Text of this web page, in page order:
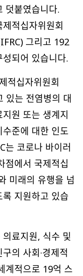
덧붙였습니다.
적십자위원회
그리고 192
되어 있습니다.
적십자위원회
있는 전염병의 대
원 또는 생계지
준에 대한 인도
는 코로나 바이러
점에서 국제적십
미래의 유행을 넘
지원하고 있습
료지원, 식수 및
의 사회·경제적
계적으로 19억 스